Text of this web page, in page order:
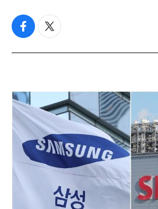
f
c
o
k
t
i